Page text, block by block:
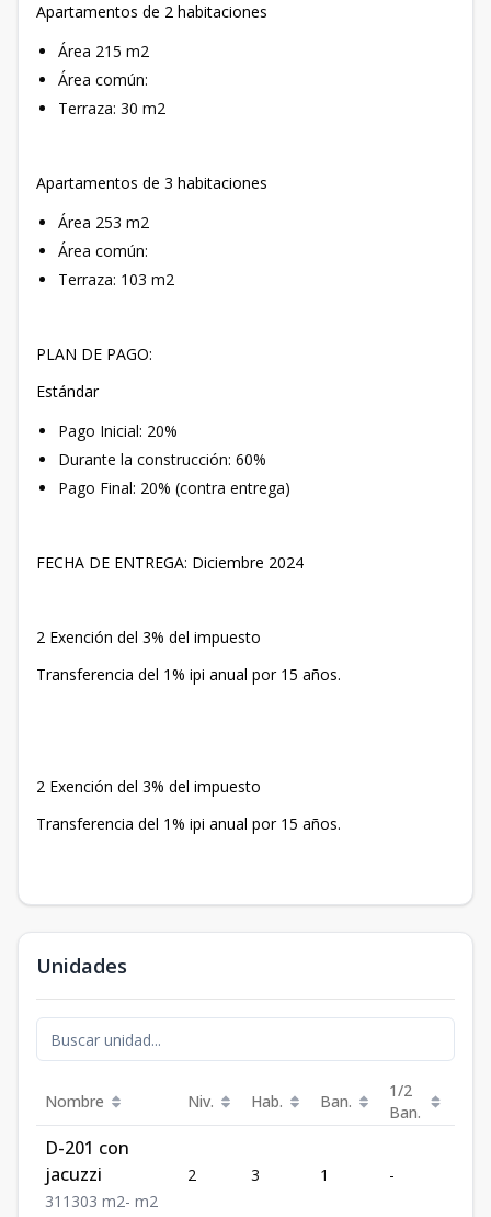
Apartamentos de 2 habitaciones
Área 215 m2
Área común:
Terraza: 30 m2
Apartamentos de 3 habitaciones
Área 253 m2
Área común:
Terraza: 103 m2
PLAN DE PAGO:
Estándar
Pago Inicial: 20%
Durante la construcción: 60%
Pago Final: 20% (contra entrega)
FECHA DE ENTREGA: Diciembre 2024
2 Exención del 3% del impuesto
Transferencia del 1% ipi anual por 15 años.
2 Exención del 3% del impuesto
Transferencia del 1% ipi anual por 15 años.
Unidades
Nombre Niv. Hab. Ban.
1/2
Ban.
D-201 con
jacuzzi
31 1 303 m2- m2
2 3 1 -